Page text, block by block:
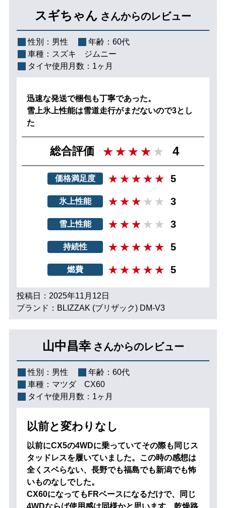
スギちゃん さんからのレビュー
性別： 男性 年齢： 60代
車種： スズキ ジムニー
タイヤ使用月数： 1ヶ月
迅速な発送で梱包も丁寧であった。
雪上氷上性能は雪道走行がまだないので3とし
た
総合評価 4
価格満足度 5
氷上性能 3
雪上性能 3
持続性 5
燃費 5
投稿日：2025年11月12日
ブランド：BLIZZAK (ブリザック) DM-V3
山中昌幸 さんからのレビュー
性別： 男性 年齢： 60代
車種： マツダ CX60
タイヤ使用月数： 1ヶ月
以前と変わりなし
以前にCX5の4WDに乗っていてその際も同じス
タッドレスを履いていました。この時の感想は
全くスベらない、長野でも福島でも新潟でも怖
いものなしでした。
CX60になってもFRベースになるだけで、同じ
4WDならば使用感は同様かと思います、乾燥路